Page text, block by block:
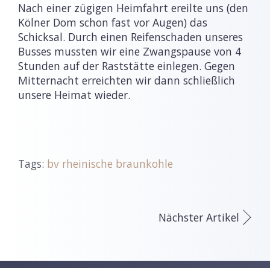
Nach einer zügigen Heimfahrt ereilte uns (den
Kölner Dom schon fast vor Augen) das
Schicksal. Durch einen Reifenschaden unseres
Busses mussten wir eine Zwangspause von 4
Stunden auf der Raststätte einlegen. Gegen
Mitternacht erreichten wir dann schließlich
unsere Heimat wieder.
Tags: bv rheinische braunkohle
Nächster Artikel